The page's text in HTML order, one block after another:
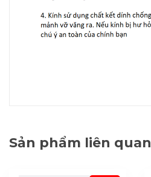
Sản phẩm liên quan